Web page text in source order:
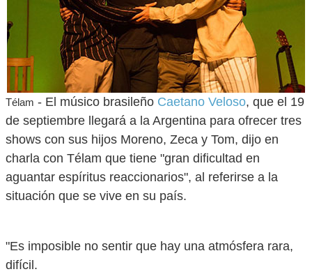
Télam - El músico brasileño Caetano Veloso, que el 19
de septiembre llegará a la Argentina para ofrecer tres
shows con sus hijos Moreno, Zeca y Tom, dijo en
charla con Télam que tiene "gran dificultad en
aguantar espíritus reaccionarios", al referirse a la
situación que se vive en su país.
"Es imposible no sentir que hay una atmósfera rara,
difícil.